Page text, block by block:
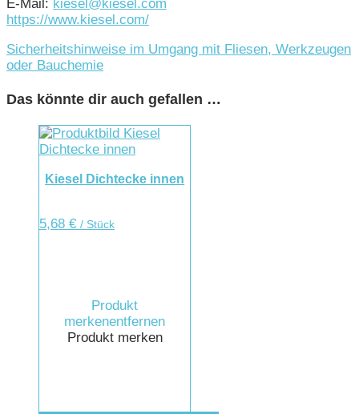
E-Mail: kiesel@kiesel.com
https://www.kiesel.com/
Sicherheitshinweise im Umgang mit Fliesen, Werkzeugen
oder Bauchemie
Das könnte dir auch gefallen …
Kiesel Dichtecke innen
5,68 € / Stück
Produkt
merkenentfernen
Produkt merken